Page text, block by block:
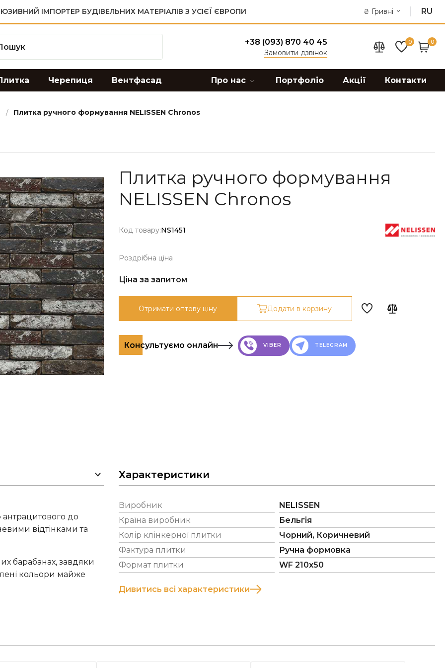
ІМПОРТЕР БУДІВЕЛЬНИХ МАТЕРІАЛІВ З УСІЄЇ ЄВРОПИ ₴ Гривні RU
+38 (093) 870 40 45
Замовити дзвінок
0 0
Черепиця Вентфасад Про нас Портфоліо Акції Контакти
Плитка ручного формування NELISSEN Chronos
Плитка ручного формування
NELISSEN Chronos
Код товару:NS1451
Роздрібна ціна
Ціна за запитом
Отримати оптову ціну Додати в корзину
Консультуємо онлайн VIBER TELEGRAM
антрацитового до
відтінками та
барабанах, завдяки
кольори майже
товщини шва 12
Характеристики
Виробник
NELISSEN
Країна виробник
Бельгія
Колір клінкерної плитки
Чорний, Коричневий
Фактура плитки
Ручна формовка
Формат плитки
WF 210x50
Дивитись всі характеристики